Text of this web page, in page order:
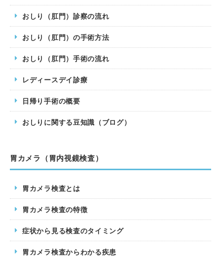
おしり（肛門）診察の流れ
おしり（肛門）の手術方法
おしり（肛門）手術の流れ
レディースデイ診療
日帰り手術の概要
おしりに関する豆知識（ブログ）
胃カメラ（胃内視鏡検査）
胃カメラ検査とは
胃カメラ検査の特徴
症状から見る検査のタイミング
胃カメラ検査からわかる疾患